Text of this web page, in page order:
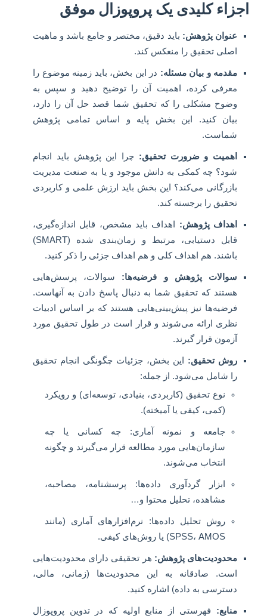
اجزاء کلیدی یک پروپوزال موفق
عنوان پژوهش: باید دقیق، مختصر و جامع باشد و ماهیت
اصلی تحقیق را منعکس کند.
مقدمه و بیان مسئله: در این بخش، باید زمینه موضوع را
معرفی کرده، اهمیت آن را توضیح دهید و سپس به
وضوح مشکلی را که تحقیق شما قصد حل آن را دارد،
بیان کنید. این بخش پایه و اساس تمامی پژوهش
شماست.
اهمیت و ضرورت تحقیق: چرا این پژوهش باید انجام
شود؟ چه کمکی به دانش موجود و یا به صنعت مدیریت
بازرگانی می‌کند؟ این بخش باید ارزش علمی و کاربردی
تحقیق را برجسته کند.
اهداف پژوهش: اهداف باید مشخص، قابل اندازه‌گیری،
قابل دستیابی، مرتبط و زمان‌بندی شده (SMART)
باشند. هم اهداف کلی و هم اهداف جزئی را ذکر کنید.
سوالات پژوهش و فرضیه‌ها: سوالات، پرسش‌هایی
هستند که تحقیق شما به دنبال پاسخ دادن به آنهاست.
فرضیه‌ها نیز پیش‌بینی‌هایی هستند که بر اساس ادبیات
نظری ارائه می‌شوند و قرار است در طول تحقیق مورد
آزمون قرار گیرند.
روش تحقیق: این بخش، جزئیات چگونگی انجام تحقیق
را شامل می‌شود. از جمله:
نوع تحقیق (کاربردی، بنیادی، توسعه‌ای) و رویکرد
(کمی، کیفی یا آمیخته).
جامعه و نمونه آماری: چه کسانی یا چه
سازمان‌هایی مورد مطالعه قرار می‌گیرند و چگونه
انتخاب می‌شوند.
ابزار گردآوری داده‌ها: پرسشنامه، مصاحبه،
مشاهده، تحلیل محتوا و…
روش تحلیل داده‌ها: نرم‌افزارهای آماری (مانند
SPSS، AMOS) یا روش‌های کیفی.
محدودیت‌های پژوهش: هر تحقیقی دارای محدودیت‌هایی
است. صادقانه به این محدودیت‌ها (زمانی، مالی،
دسترسی به داده) اشاره کنید.
منابع: فهرستی از منابع اولیه که در تدوین پروپوزال